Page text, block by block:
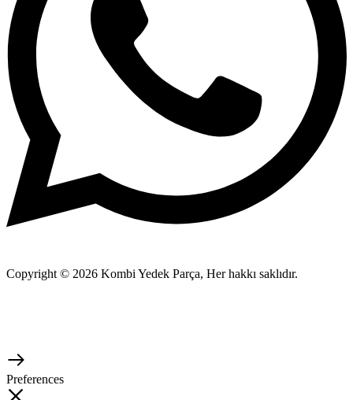
Copyright © 2026 Kombi Yedek Parça, Her hakkı saklıdır.
Preferences